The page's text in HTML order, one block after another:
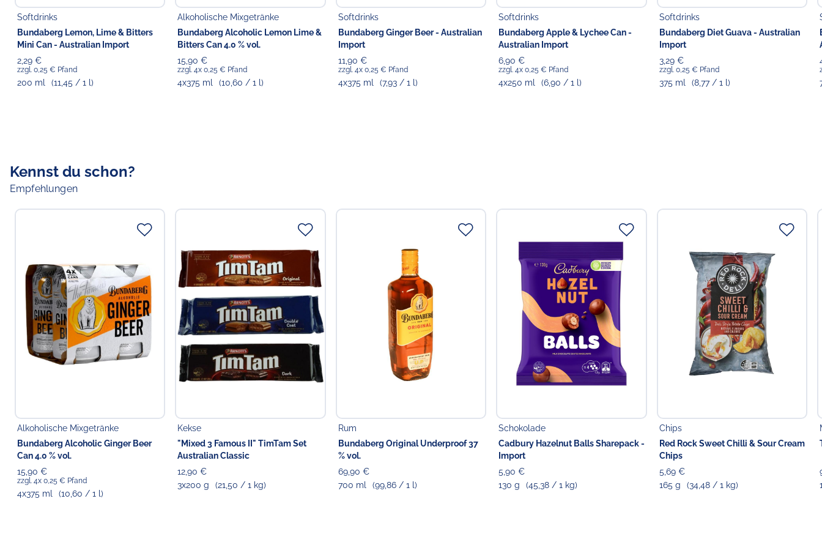
Verantwortlicher Lebensmittelunternehmer
Choppy's Food & Non-Food GmbH
22769 Hamburg
Softdrinks
Bundaberg Lemon, Lime & Bitters
Mini Can - Australian Import
2,29 €
zzgl. 0,25 € Pfand
200 ml (11,45 / 1 l)
Alkoholische Mixgetränke
Bundaberg Alcoholic Lemon Lime &
Bitters Can 4.0 % vol.
15,90 €
zzgl. 4x 0,25 € Pfand
4x375 ml (10,60 / 1 l)
Softdrinks
Bundaberg Ginger Beer - Australian
Import
11,90 €
zzgl. 4x 0,25 € Pfand
4x375 ml (7,93 / 1 l)
Softdrinks
Bundaberg Apple & Lychee Can -
Australian Import
6,90 €
zzgl. 4x 0,25 € Pfand
4x250 ml (6,90 / 1 l)
Softdrinks
Bundaberg Diet Guava - Australian
Import
3,29 €
zzgl. 0,25 € Pfand
375 ml (8,77 / 1 l)
Kennst du schon?
Empfehlungen
Alkoholische Mixgetränke
Bundaberg Alcoholic Ginger Beer
Can 4.0 % vol.
15,90 €
zzgl. 4x 0,25 € Pfand
4x375 ml (10,60 / 1 l)
Kekse
"Mixed 3 Famous II" TimTam Set
Australian Classic
12,90 €
3x200 g
(21,50 / 1 kg)
Rum
Bundaberg Original Underproof 37
% vol.
69,90 €
700 ml
(99,86 / 1 l)
Schokolade
Cadbury Hazelnut Balls Sharepack -
Import
5,90 €
130 g
(45,38 / 1 kg)
Chips
Red Rock Sweet Chilli & Sour Cream
Chips
5,69 €
165 g
(34,48 / 1 kg)